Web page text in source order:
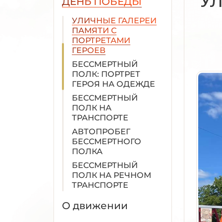
САДУ
УЛИЧНЫЕ ГАЛЕРЕИ
ПАМЯТИ С
ПОРТРЕТАМИ
ГЕРОЕВ
БЕССМЕРТНЫЙ
ПОЛК: ПОРТРЕТ
ГЕРОЯ НА ОДЕЖДЕ
БЕССМЕРТНЫЙ
ПОЛК НА
ТРАНСПОРТЕ
АВТОПРОБЕГ
БЕССМЕРТНОГО
ПОЛКА
БЕССМЕРТНЫЙ
ПОЛК НА РЕЧНОМ
ТРАНСПОРТЕ
ПОЛК НА ПАРУСНЫХ
О движении